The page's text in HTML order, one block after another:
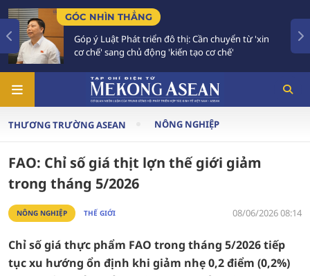
NHÌN THẲNG
ý Luật Phát triển đô thị: Cần chuyển từ 'xin
sang chủ động 'kiến tạo cơ chế'
TIÊU
Bế
vào
THƯƠNG TRƯỜNG ASEAN NÔNG NGHIỆP
FAO: Chỉ số giá thịt lợn thế giới giảm
trong tháng 5/2026
NÔNG NGHIỆP THẾ GIỚI 08/06/2026 08:14
Chỉ số giá thực phẩm FAO trong tháng 5/2026 tiếp
tục xu hướng ổn định khi giảm nhẹ 0,2 điểm (0,2%)